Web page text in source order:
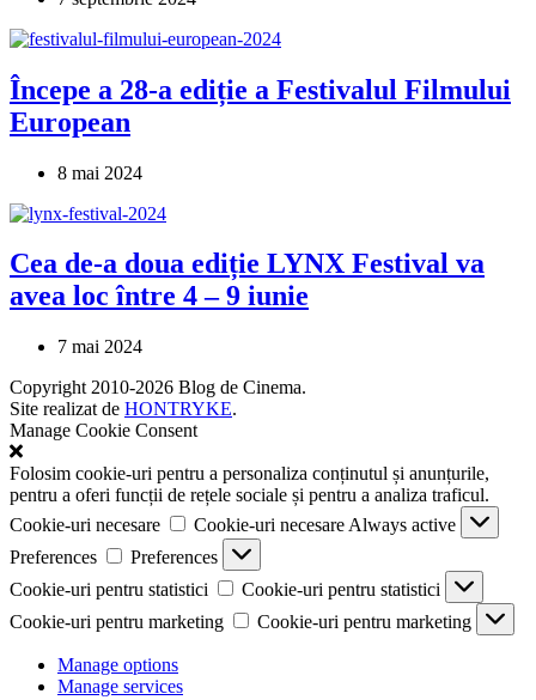
Începe a 28-a ediție a Festivalul Filmului
European
8 mai 2024
Cea de-a doua ediție LYNX Festival va
avea loc între 4 – 9 iunie
7 mai 2024
Copyright 2010-2026 Blog de Cinema.
Site realizat de HONTRYKE.
Manage Cookie Consent
Folosim cookie-uri pentru a personaliza conținutul și anunțurile,
pentru a oferi funcții de rețele sociale și pentru a analiza traficul.
Cookie-uri necesare
Cookie-uri necesare Always active
Preferences
Preferences
Cookie-uri pentru statistici
Cookie-uri pentru statistici
Cookie-uri pentru marketing
Cookie-uri pentru marketing
Manage options
Manage services